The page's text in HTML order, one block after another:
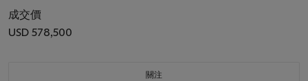
成交價
USD 578,500
關注